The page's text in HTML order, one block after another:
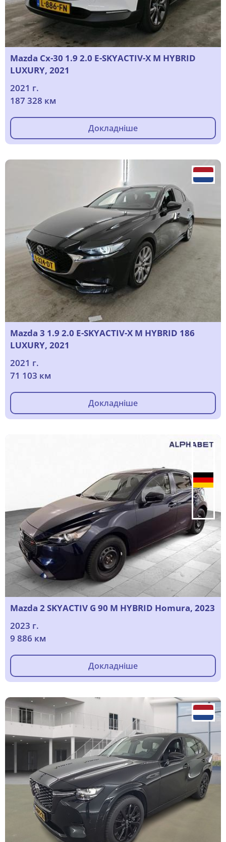
Mazda Cx-30 1.9 2.0 E-SKYACTIV-X M HYBRID
LUXURY, 2021
2021 г.
187 328 км
Докладніше
Mazda 3 1.9 2.0 E-SKYACTIV-X M HYBRID 186
LUXURY, 2021
2021 г.
71 103 км
Докладніше
Mazda 2 SKYACTIV G 90 M HYBRID Homura, 2023
2023 г.
9 886 км
Докладніше